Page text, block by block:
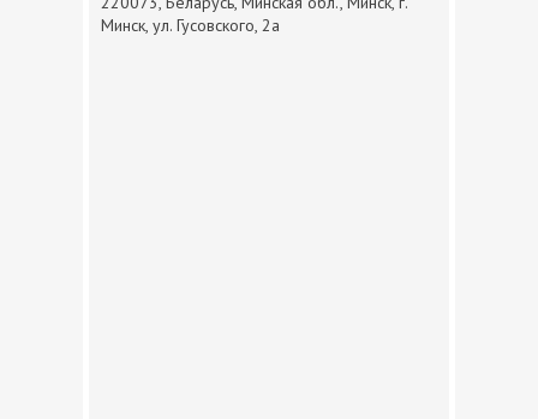
Минск, ул. Гусовского, 2а